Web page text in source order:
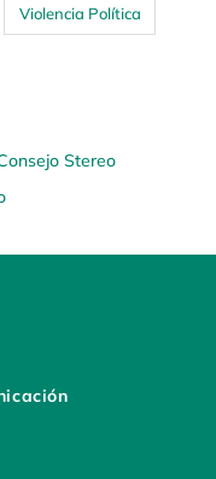
Violencia Política
Stereo